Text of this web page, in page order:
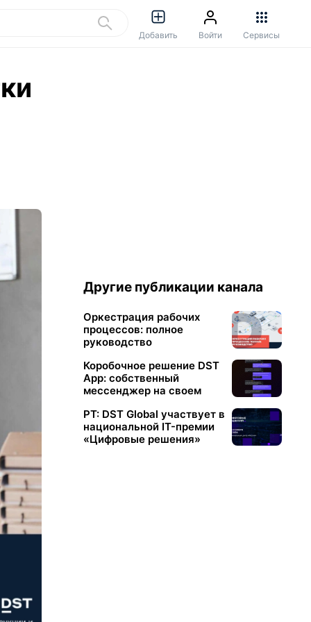
Добавить Войти Сервисы
Другие публикации канала
Оркестрация рабочих
процессов: полное
руководство
Коробочное решение DST
App: собственный
мессенджер на своем
РТ: DST Global участвует в
национальной IT-премии
«Цифровые решения»